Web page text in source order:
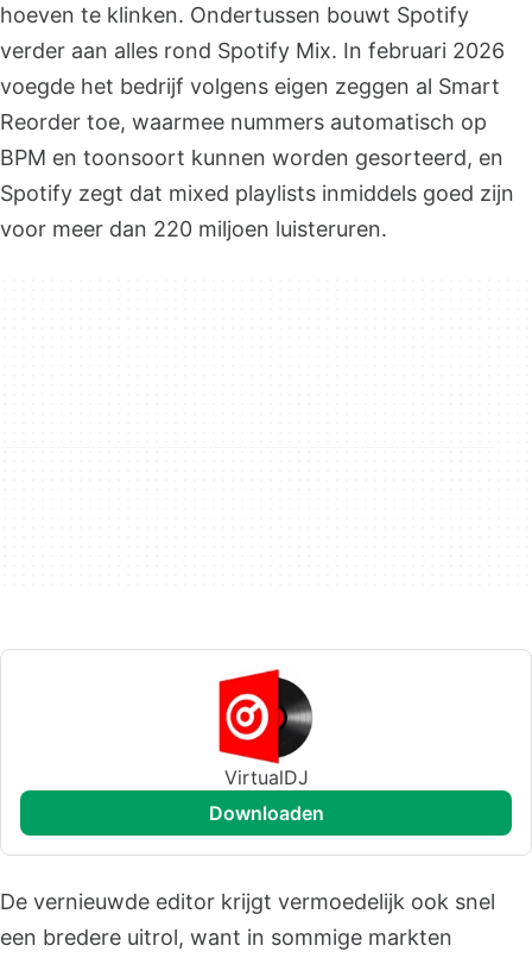
hoeven te klinken. Ondertussen bouwt Spotify
verder aan alles rond Spotify Mix. In februari 2026
voegde het bedrijf volgens eigen zeggen al Smart
Reorder toe, waarmee nummers automatisch op
BPM en toonsoort kunnen worden gesorteerd, en
Spotify zegt dat mixed playlists inmiddels goed zijn
voor meer dan 220 miljoen luisteruren.
VirtualDJ
downloaden
De vernieuwde editor krijgt vermoedelijk ook snel
een bredere uitrol, want in sommige markten